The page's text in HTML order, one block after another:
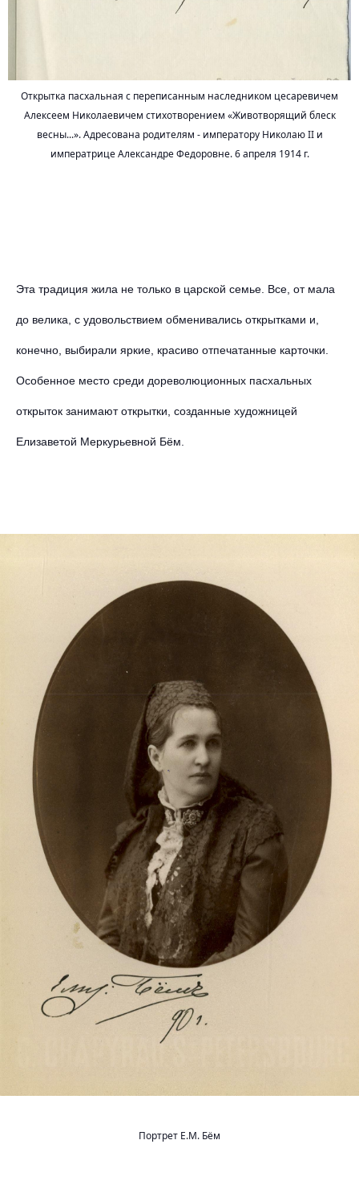
Открытка пасхальная с переписанным наследником цесаревичем
Алексеем Николаевичем стихотворением «Животворящий блеск
весны...». Адресована родителям - императору Николаю II и
императрице Александре Федоровне. 6 апреля 1914 г.
Эта традиция жила не только в царской семье. Все, от мала
до велика, с удовольствием обменивались открытками и,
конечно, выбирали яркие, красиво отпечатанные карточки.
Особенное место среди дореволюционных пасхальных
открыток занимают открытки, созданные художницей
Елизаветой Меркурьевной Бём.
Портрет Е.М. Бём